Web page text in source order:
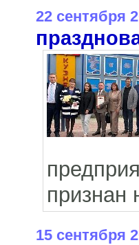
22 сентября
признан
15 сентября